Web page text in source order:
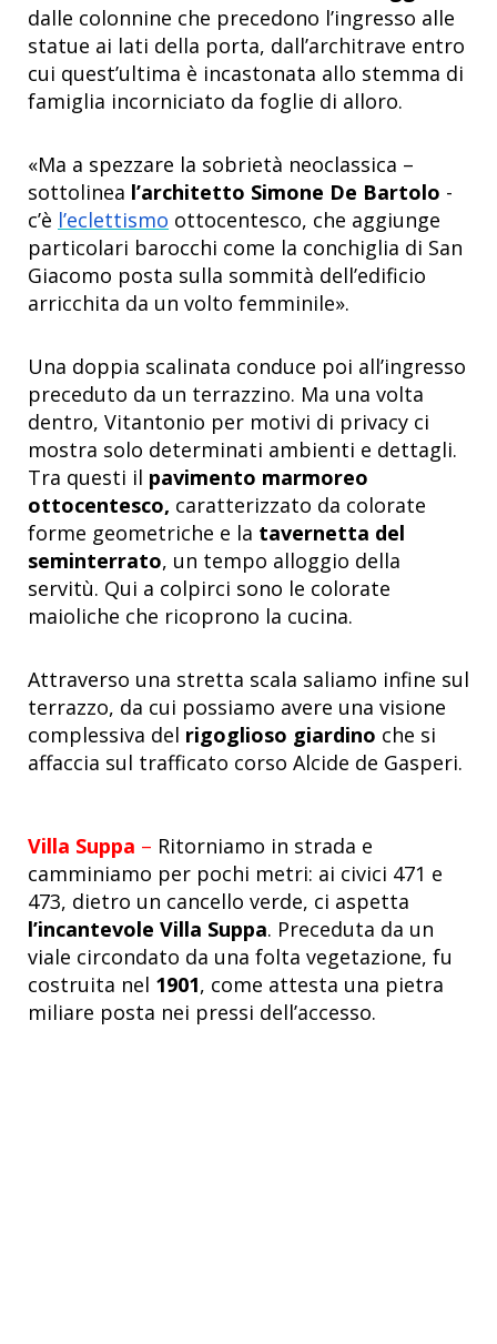
dalle colonnine che precedono l’ingresso alle
statue ai lati della porta, dall’architrave entro
cui quest’ultima è incastonata allo stemma di
famiglia incorniciato da foglie di alloro.
«Ma a spezzare la sobrietà neoclassica –
sottolinea l’architetto Simone De Bartolo -
c’è l’eclettismo ottocentesco, che aggiunge
particolari barocchi come la conchiglia di San
Giacomo posta sulla sommità dell’edificio
arricchita da un volto femminile».
Una doppia scalinata conduce poi all’ingresso
preceduto da un terrazzino. Ma una volta
dentro, Vitantonio per motivi di privacy ci
mostra solo determinati ambienti e dettagli.
Tra questi il pavimento marmoreo
ottocentesco, caratterizzato da colorate
forme geometriche e la tavernetta del
seminterrato, un tempo alloggio della
servitù. Qui a colpirci sono le colorate
maioliche che ricoprono la cucina.
Attraverso una stretta scala saliamo infine sul
terrazzo, da cui possiamo avere una visione
complessiva del rigoglioso giardino che si
affaccia sul trafficato corso Alcide de Gasperi.
Villa Suppa – Ritorniamo in strada e
camminiamo per pochi metri: ai civici 471 e
473, dietro un cancello verde, ci aspetta
l’incantevole Villa Suppa. Preceduta da un
viale circondato da una folta vegetazione, fu
costruita nel 1901, come attesta una pietra
miliare posta nei pressi dell’accesso.